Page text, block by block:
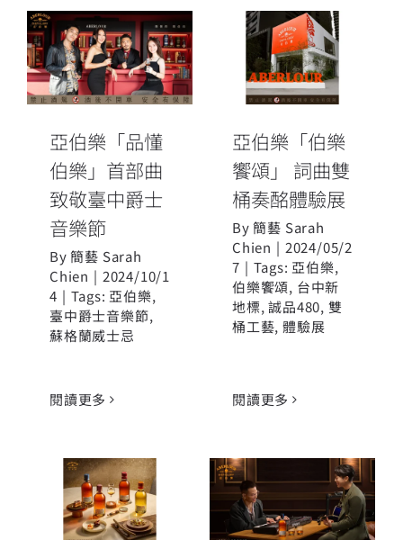
亞伯樂「品懂
伯樂」首部曲
致敬臺中爵士
亞伯樂「品懂
伯樂」首部曲
致敬臺中爵士
音樂節
By簡藝 Sarah
Chien | 2024/10/1
4 | Tags: 亞伯樂,
臺中爵士音樂節,
蘇格蘭威士忌
閱讀更多
亞伯樂「伯樂
饗頌」 詞曲雙
桶奏酩體驗展
亞伯樂「伯樂
饗頌」 詞曲雙
桶奏酩體驗展
By簡藝 Sarah
Chien | 2024/05/2
7 | Tags: 亞伯樂,
伯樂饗頌, 台中新
地標,誠品480, 雙
桶工藝,體驗展
閱讀更多
亞伯樂「伯樂
饗頌」品酩會
金曲獎雙才子
韋禮安、黃奇
斌為亞伯樂而